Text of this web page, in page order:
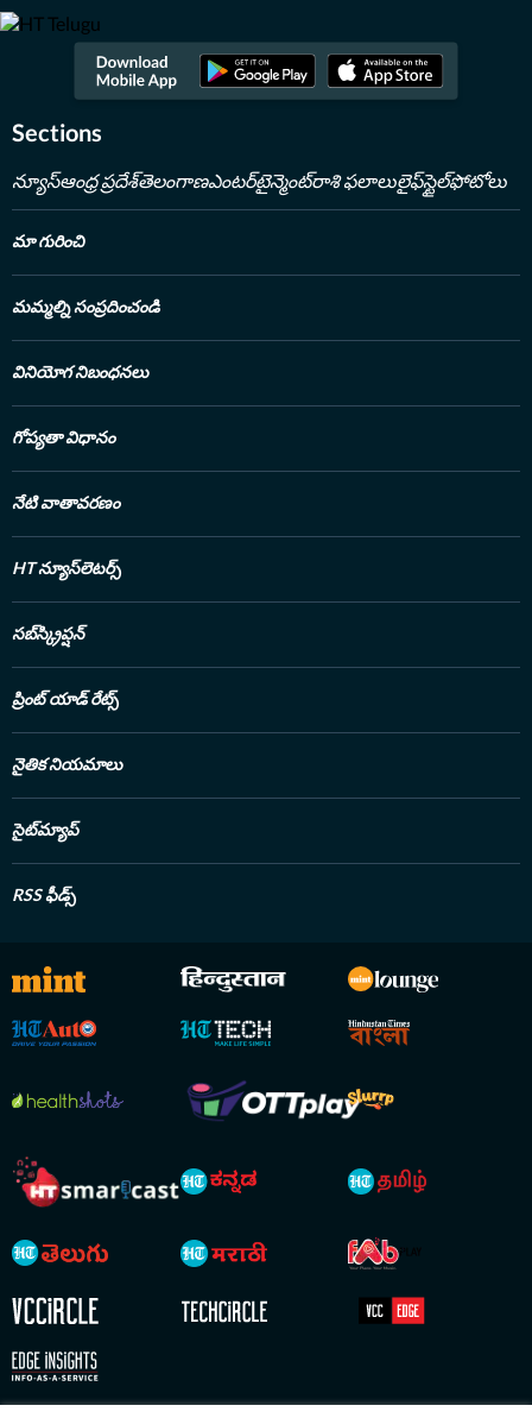
వార్తావిలువలతో కూడిన కథనాలను పాఠకుల
ముందుకు తెస్తున్న బృందం.Read Less
అంశమైనా సరళంగా,
విధంగా తీర్చిదిద్దేందుకు
జర్నలిజంలో పీజీ డిగ్రీ
Sections
న్యూస్ఆంధ్ర ప్రదేశ్తెలంగాణఎంటర్‌టైన్మెంట్రాశి ఫలాలులైఫ్‌స్టైల్ఫోటోలు
మా గురించి
మమ్మల్ని సంప్రదించండి
వినియోగ నిబంధనలు
గోప్యతా విధానం
నేటి వాతావరణం
HT న్యూస్‌లెటర్స్
సబ్‌స్క్రిప్షన్
ప్రింట్ యాడ్ రేట్స్
నైతిక నియమాలు
సైట్‌మ్యాప్
RSS ఫీడ్స్